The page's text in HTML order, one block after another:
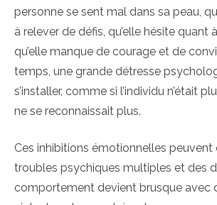
personne se sent mal dans sa peau,
à relever de défis, qu’elle hésite quant
qu’elle manque de courage et de
temps, une grande détresse
s’installer, comme si l’individu n’était
ne se reconnaissait plus.
Ces inhibitions émotionnelles peuvent
troubles psychiques multiples et des
comportement devient brusque avec